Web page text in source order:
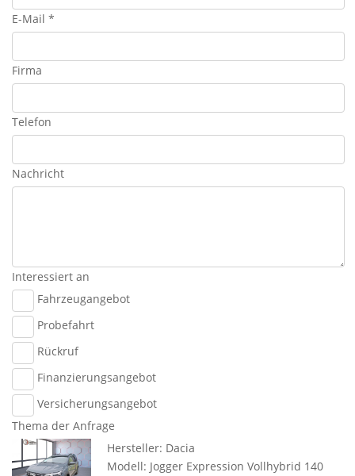
E-Mail *
Firma
Telefon
Nachricht
Interessiert an
Fahrzeugangebot
Probefahrt
Rückruf
Finanzierungsangebot
Versicherungsangebot
Thema der Anfrage
Hersteller: Dacia
Modell: Jogger Expression Vollhybrid 140